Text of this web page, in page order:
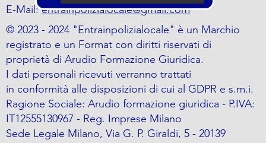
E-Mail:entrainpolizialocale@gmail.com
© 2023 - 2024 "Entrainpolizialocale" è un Marchio
registrato e un Format con diritti riservati di
proprietà di Arudio Formazione Giuridica.
I dati personali ricevuti verranno trattati
in conformità alle disposizioni di cui al GDPR e s.m.i.
Ragione Sociale: Arudio formazione giuridica - P.IVA:
IT12555130967 - Reg. Imprese Milano
Sede Legale Milano, Via G. P. Giraldi, 5 - 20139